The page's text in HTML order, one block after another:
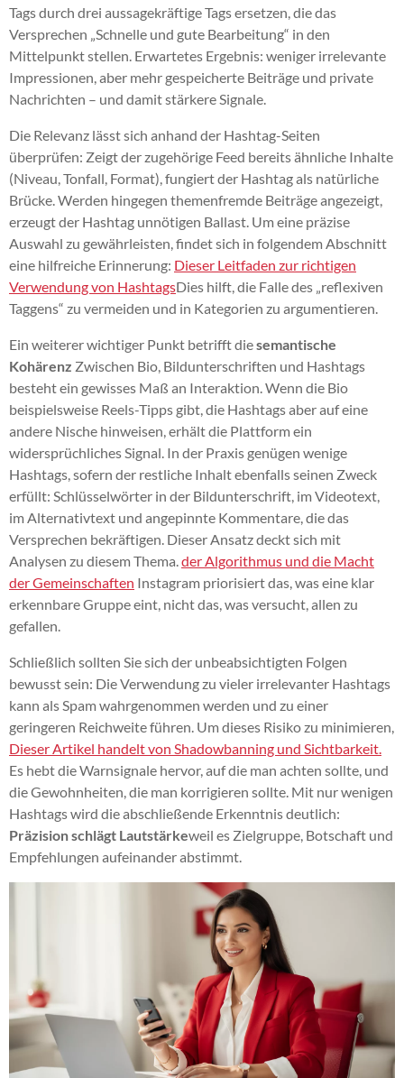
Tags durch drei aussagekräftige Tags ersetzen, die das
Versprechen „Schnelle und gute Bearbeitung“ in den
Mittelpunkt stellen. Erwartetes Ergebnis: weniger irrelevante
Impressionen, aber mehr gespeicherte Beiträge und private
Nachrichten – und damit stärkere Signale.
Die Relevanz lässt sich anhand der Hashtag-Seiten
überprüfen: Zeigt der zugehörige Feed bereits ähnliche Inhalte
(Niveau, Tonfall, Format), fungiert der Hashtag als natürliche
Brücke. Werden hingegen themenfremde Beiträge angezeigt,
erzeugt der Hashtag unnötigen Ballast. Um eine präzise
Auswahl zu gewährleisten, findet sich in folgendem Abschnitt
eine hilfreiche Erinnerung: Dieser Leitfaden zur richtigen
Verwendung von HashtagsDies hilft, die Falle des „reflexiven
Taggens“ zu vermeiden und in Kategorien zu argumentieren.
Ein weiterer wichtiger Punkt betrifft diesemantische
Kohärenz Zwischen Bio, Bildunterschriften und Hashtags
besteht ein gewisses Maß an Interaktion. Wenn die Bio
beispielsweise Reels-Tipps gibt, die Hashtags aber auf eine
andere Nische hinweisen, erhält die Plattform ein
widersprüchliches Signal. In der Praxis genügen wenige
Hashtags, sofern der restliche Inhalt ebenfalls seinen Zweck
erfüllt: Schlüsselwörter in der Bildunterschrift, im Videotext,
im Alternativtext und angepinnte Kommentare, die das
Versprechen bekräftigen. Dieser Ansatz deckt sich mit
Analysen zu diesem Thema. der Algorithmus und die Macht
der Gemeinschaften Instagram priorisiert das, was eine klar
erkennbare Gruppe eint, nicht das, was versucht, allen zu
gefallen.
Schließlich sollten Sie sich der unbeabsichtigten Folgen
bewusst sein: Die Verwendung zu vieler irrelevanter Hashtags
kann als Spam wahrgenommen werden und zu einer
geringeren Reichweite führen. Um dieses Risiko zu minimieren,
Dieser Artikel handelt von Shadowbanning und Sichtbarkeit.
Es hebt die Warnsignale hervor, auf die man achten sollte, und
die Gewohnheiten, die man korrigieren sollte. Mit nur wenigen
Hashtags wird die abschließende Erkenntnis deutlich:
Präzision schlägt Lautstärkeweil es Zielgruppe, Botschaft und
Empfehlungen aufeinander abstimmt.